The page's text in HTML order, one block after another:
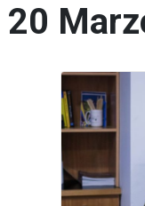
20
Carrasco
participó
en
el
XIX